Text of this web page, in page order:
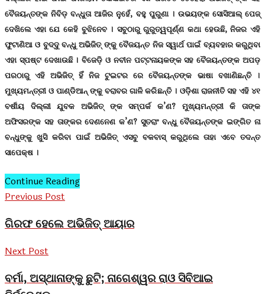
ବୈଜୟନ୍ତଙ୍କ ନିବିଡ଼ ବନ୍ଧୁତା ଆଜିର ନୁହେଁ, ବହୁ ପୁରୁଣା । ଉଭୟଙ୍କ ସୋସିଆଲ୍ ପେଜ୍
ଦେଖିଲେ ଏହା ଯେ କେହି ବୁଝିନେବ । ସବୁଠାରୁ ଗୁରୁତ୍ୱପୂର୍ଣ୍ଣ କଥା ହେଉଛି, ନିଜର ଏହି
ଫୁଟାଣିଆ ଓ ବୁଦ୍ଦୁ ବନ୍ଧୁ ଅଭିଜିତ୍ ଙ୍କୁ ବୈଜୟନ୍ତ ନିଜ ସ୍ୱାର୍ଥ ପାଇଁ ବ୍ୟବହାର କରୁଥିବା
ଏହା ସ୍ପଷ୍ଟ ଦେଖାଉଛି । ବିଜେଡ଼ି ଓ ନବୀନ ପଟ୍ଟନାୟକଙ୍କ ସହ ବୈଜୟନ୍ତଙ୍କ ଅପଡ଼
ପରଠାରୁ ଏହି ଅଭିଜିତ୍ ହିଁ ନିଜ ଟୁଇଟର ରେ ବୈଜୟନ୍ତଙ୍କ ଭାଷା ବଖାଣିଛନ୍ତି ।
ମୁଖ୍ୟମନ୍ତ୍ରୀ ଓ ପାଣ୍ଡିଆନ୍ ଙ୍କୁ ବରାବର ଗାଳି କରିଛନ୍ତି । ଓଡ଼ିଶା ରାଜନୀତି ସହ ଏହି ୪୧
ବର୍ଷୀୟ ଦିଲ୍ଲୀ ଯୁବକ ଅଭିଜିତ୍ ଙ୍କ ସମ୍ପର୍କ କ’ଣ? ମୁଖ୍ୟମନ୍ତ୍ରୀ କି ତାଙ୍କ
ଅଫିସରଙ୍କ ସହ ତାଙ୍କର ଦେଣନେଣ କ’ଣ? ସୁତରାଂ ବନ୍ଧୁ ବୈଜୟନ୍ତଙ୍କ ଇଙ୍ଗିତ ନା
ବନ୍ଧୁଙ୍କୁ ଖୁସି କରିବା ପାଇଁ ଅଭିଜିତ୍ ଏସବୁ ବକବାସ୍ କରୁଥିଲେ ତାହା ଏବେ ତଦନ୍ତ
ସାପେକ୍ଷ ।
Continue Reading
Previous Post
ଗିରଫ ହେଲେ ଅଭିଜିତ୍ ଆୟାର
Next Post
ବର୍ମା, ଅସ୍ଥାନାଙ୍କୁ ଛୁଟି; ନାଗେଶ୍ୱର ରାଓ ସିବିଆଇ